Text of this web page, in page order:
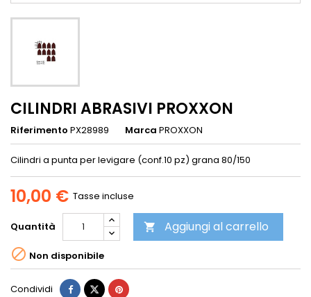
CILINDRI ABRASIVI PROXXON
Riferimento PX28989 Marca PROXXON
Cilindri a punta per levigare (conf.10 pz) grana 80/150
10,00 € Tasse incluse
Quantità  Aggiungi al carrello
 Non disponibile
Condividi